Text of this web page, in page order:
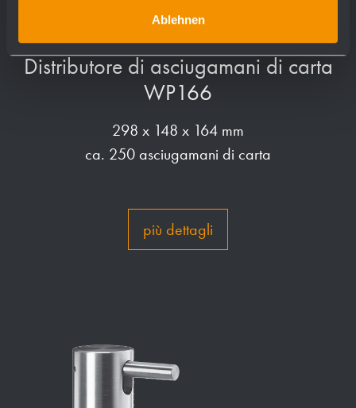
Ablehnen
Distributore di asciugamani di carta
WP166
298 x 148 x 164 mm
ca. 250 asciugamani di carta
più dettagli